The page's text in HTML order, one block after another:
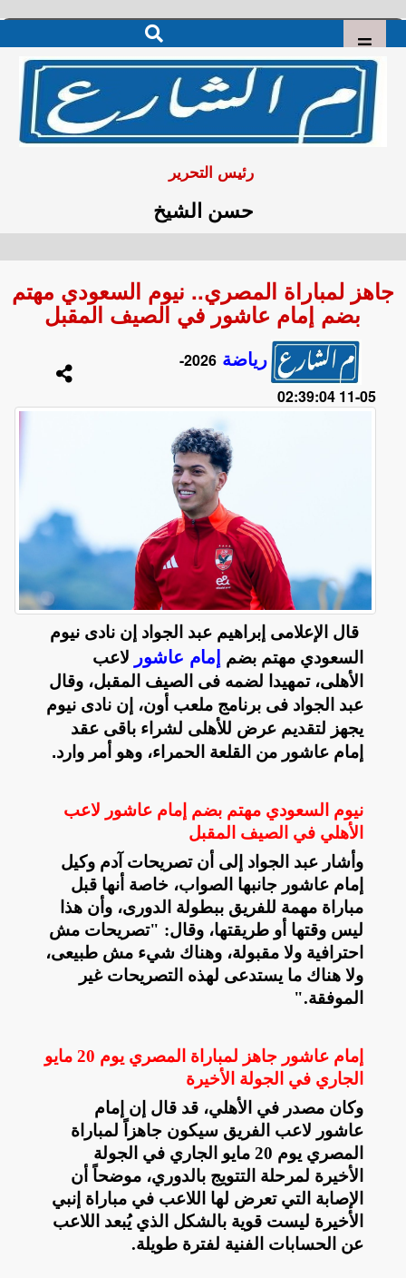
رئيس التحرير
حسن الشيخ
جاهز لمباراة المصري.. نيوم السعودي مهتم
بضم إمام عاشور في الصيف المقبل
رياضة
2026-
05-11 02:39:04
قال الإعلامى إبراهيم عبد الجواد إن نادى نيوم
السعودي مهتم بضم
إمام عاشور لاعب
الأهلى، تمهيدا لضمه فى الصيف المقبل، وقال
عبد الجواد فى برنامج ملعب أون، إن نادى نيوم
يجهز لتقديم عرض للأهلى لشراء باقى عقد
إمام عاشور من القلعة الحمراء، وهو أمر وارد.
نيوم السعودي مهتم بضم إمام عاشور لاعب
الأهلي في الصيف المقبل
وأشار عبد الجواد إلى أن تصريحات آدم وكيل
إمام عاشور جانبها الصواب، خاصة أنها قبل
مباراة مهمة للفريق ببطولة الدورى، وأن هذا
ليس وقتها أو طريقتها، وقال: "تصريحات مش
احترافية ولا مقبولة، وهناك شيء مش طبيعى،
ولا هناك ما يستدعى لهذه التصريحات غير
الموفقة".
إمام عاشور جاهز لمباراة المصري يوم 20 مايو
الجاري في الجولة الأخيرة
وكان مصدر في الأهلي، قد قال إن إمام
عاشور لاعب الفريق سيكون جاهزاً لمباراة
المصري يوم 20 مايو الجاري في الجولة
الأخيرة لمرحلة التتويج بالدوري، موضحاً أن
الإصابة التي تعرض لها اللاعب في مباراة إنبي
الأخيرة ليست قوية بالشكل الذي يُبعد اللاعب
عن الحسابات الفنية لفترة طويلة.